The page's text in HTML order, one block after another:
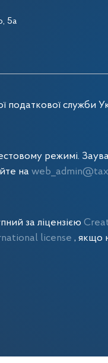
5а
податкової служби
режимі.
на
за ліцензією
license , якщо